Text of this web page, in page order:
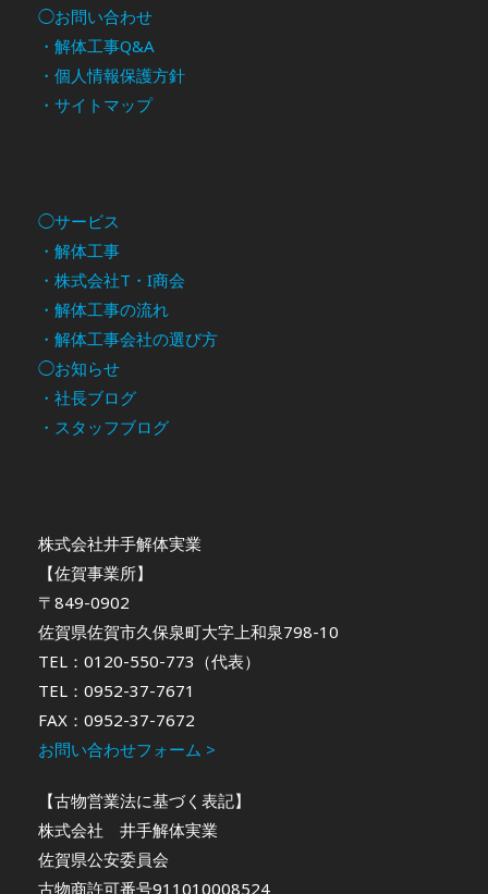
◯お問い合わせ
・解体工事Q&A
・個人情報保護方針
・サイトマップ
◯サービス
・解体工事
・株式会社T・I商会
・解体工事の流れ
・解体工事会社の選び方
◯お知らせ
・社長ブログ
・スタッフブログ
株式会社井手解体実業
【佐賀事業所】
〒849-0902
佐賀県佐賀市久保泉町大字上和泉798-10
TEL：0120-550-773（代表）
TEL：0952-37-7671
FAX：0952-37-7672
お問い合わせフォーム >
【古物営業法に基づく表記】
株式会社 井手解体実業
佐賀県公安委員会
古物商許可番号911010008524